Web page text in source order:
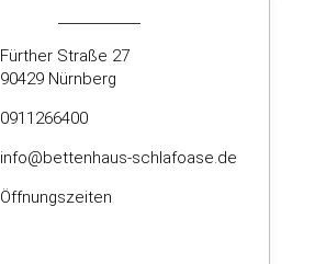
Fürther Straße 27
90429 Nürnberg
0911266400
info@bettenhaus-schlafoase.de
Öffnungszeiten